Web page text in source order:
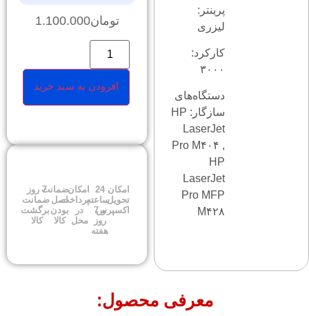
تومان1.100.000
افزودن به سبد خرید
امکان
تحویل
اکسپرس
24
ساعته
و 7
روز
هفته
امکان
پرداخت
در
محل
ضمانت
اصل
بودن
کالا
7 روز
ضمانت
برگشت
کالا
پرینتر:
لیزری
کارکرد:
۳۰۰۰
دستگاه‌های
سازگار: HP
LaserJet
Pro M۴۰۴ ,
HP
LaserJet
Pro MFP
M۴۲۸
معرفی محصول: